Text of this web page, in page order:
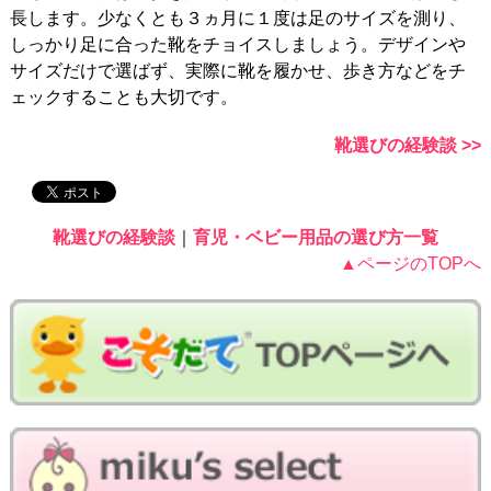
長します。少なくとも３ヵ月に１度は足のサイズを測り、
しっかり足に合った靴をチョイスしましょう。デザインや
サイズだけで選ばず、実際に靴を履かせ、歩き方などをチ
ェックすることも大切です。
靴選びの経験談 >>
靴選びの経験談｜ 育児・ベビー用品の選び方一覧
▲ページのTOPへ